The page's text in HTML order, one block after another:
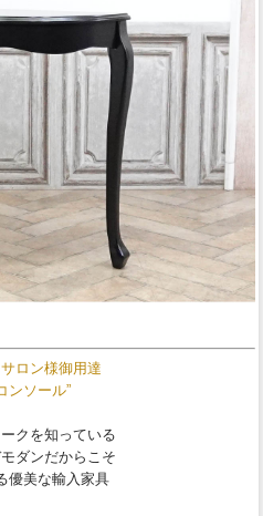
ロン様御用達
ンソール”
クを知っている
ダンだからこそ
優美な輸入家具